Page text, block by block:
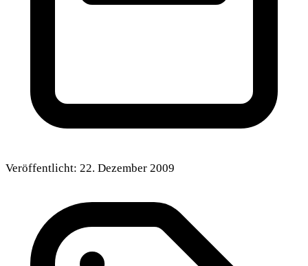
Veröffentlicht: 22. Dezember 2009